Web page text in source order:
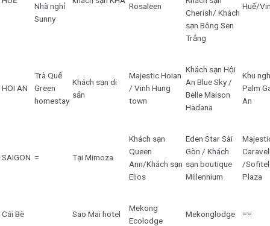
Nhà nghỉ
Sunny
Rosaleen
Cherish/ Khách
sạn Bông Sen
Trắng
Huế/
HOI AN
Trà Quế
Green
homestay
Khách sạn di
sản
Majestic Hoian
/ Vinh Hung
town
Khách sạn Hội
An Blue Sky /
Belle Maison
Hadana
Khu
Palm
An
SAIGON = Tại Mimoza
Khách sạn
Queen
Ann/Khách sạn
Elios
Eden Star Sài
Gòn / Khách
sạn boutique
Millennium
/Sofitel
Plaza
Cái Bè Sao Mai hotel
Mekong
Ecolodge
Mekonglodge ==